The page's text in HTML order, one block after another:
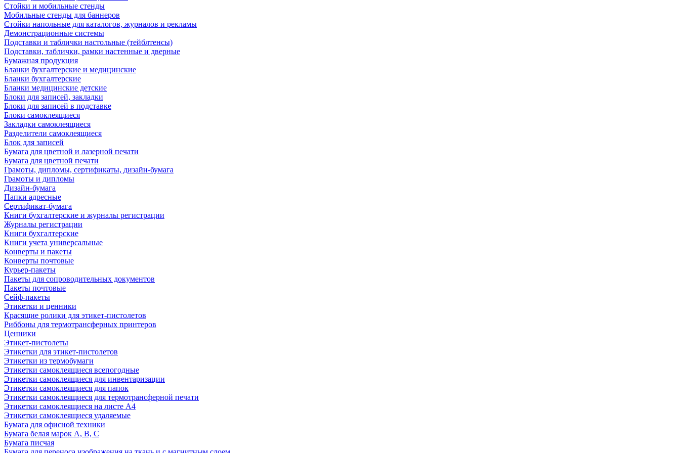
Стойки и мобильные стенды
Мобильные стенды для баннеров
Стойки напольные для каталогов, журналов и рекламы
Демонстрационные системы
Подставки и таблички настольные (тейблтенсы)
Подставки, таблички, рамки настенные и дверные
Бумажная продукция
Бланки бухгалтерские и медицинские
Бланки бухгалтерские
Бланки медицинские детские
Блоки для записей, закладки
Блоки для записей в подставке
Блоки самоклеящиеся
Закладки самоклеящиеся
Разделители самоклеящиеся
Блок для записей
Бумага для цветной и лазерной печати
Бумага для цветной печати
Грамоты, дипломы, сертификаты, дизайн-бумага
Грамоты и дипломы
Дизайн-бумага
Папки адресные
Сертификат-бумага
Книги бухгалтерские и журналы регистрации
Журналы регистрации
Книги бухгалтерские
Книги учета универсальные
Конверты и пакеты
Конверты почтовые
Курьер-пакеты
Пакеты для сопроводительных документов
Пакеты почтовые
Сейф-пакеты
Этикетки и ценники
Красящие ролики для этикет-пистолетов
Риббоны для термотрансферных принтеров
Ценники
Этикет-пистолеты
Этикетки для этикет-пистолетов
Этикетки из термобумаги
Этикетки самоклеящиеся всепогодные
Этикетки самоклеящиеся для инвентаризации
Этикетки самоклеящиеся для папок
Этикетки самоклеящиеся для термотрансферной печати
Этикетки самоклеящиеся на листе А4
Этикетки самоклеящиеся удаляемые
Бумага для офисной техники
Бумага белая марок А, В, С
Бумага писчая